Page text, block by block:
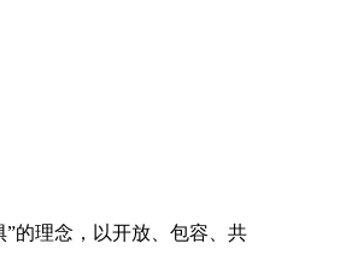
的理念，以开放、包容、共